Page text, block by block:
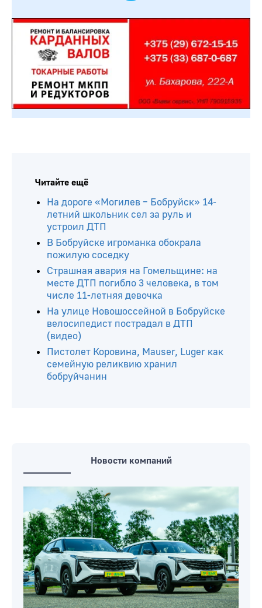
Читайте ещё
На дороге «Могилев – Бобруйск» 14-
летний школьник сел за руль и
устроил ДТП
В Бобруйске игроманка обокрала
пожилую соседку
Страшная авария на Гомельщине: на
месте ДТП погибло 3 человека, в том
числе 11-летняя девочка
На улице Новошоссейной в Бобруйске
велосипедист пострадал в ДТП
(видео)
Пистолет Коровина, Mauser, Luger как
семейную реликвию хранил
бобруйчанин
Новости компаний